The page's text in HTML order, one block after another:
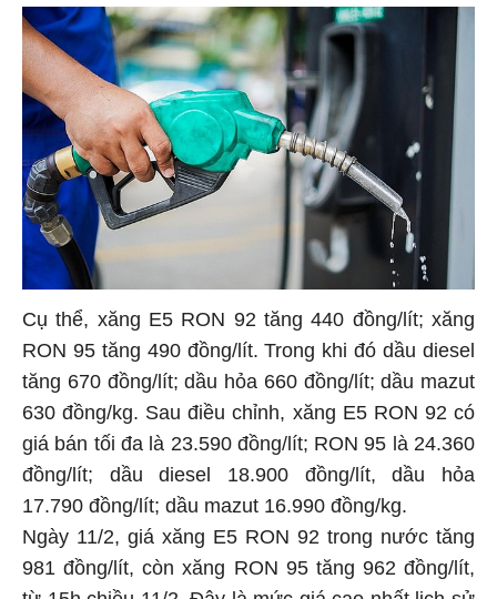
Cụ thể, xăng E5 RON 92 tăng 440 đồng/lít; xăng
RON 95 tăng 490 đồng/lít. Trong khi đó dầu diesel
tăng 670 đồng/lít; dầu hỏa 660 đồng/lít; dầu mazut
630 đồng/kg. Sau điều chỉnh, xăng E5 RON 92 có
giá bán tối đa là 23.590 đồng/lít; RON 95 là 24.360
đồng/lít; dầu diesel 18.900 đồng/lít, dầu hỏa
17.790 đồng/lít; dầu mazut 16.990 đồng/kg.
Ngày 11/2, giá xăng E5 RON 92 trong nước tăng
981 đồng/lít, còn xăng RON 95 tăng 962 đồng/lít,